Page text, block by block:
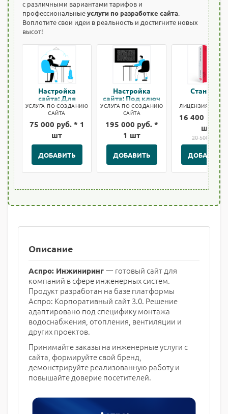
с различными вариантами тарифов и
профессиональныеуслуги по разработке сайта.
Воплотите свои идеи в реальность и достигните новых
высот!
Настройка
сайта: Для
быстрого старта
УСЛУГА ПО СОЗДАНИЮ
САЙТА
75 000 руб. * 1
шт
ДОБАВИТЬ
Настройка
сайта: Под ключ
УСЛУГА ПО СОЗДАНИЮ
САЙТА
195 000 руб. *
1 шт
ДОБАВИТЬ
Стандарт
ЛИЦЕНЗИЯ
16 400 руб.
шт
20 500 руб.
ДОБАВИТЬ
Описание
Аспро: Инжиниринг 一 готовый сайт для
компаний в сфере инженерных систем.
Продукт разработан на базе платформы
Аспро: Корпоративный сайт 3.0. Решение
адаптировано под специфику монтажа
водоснабжения, отопления, вентиляции и
других проектов.
Принимайте заказы на инженерные услуги с
сайта, формируйте свой бренд,
демонстрируйте реализованную работу и
повышайте доверие посетителей.